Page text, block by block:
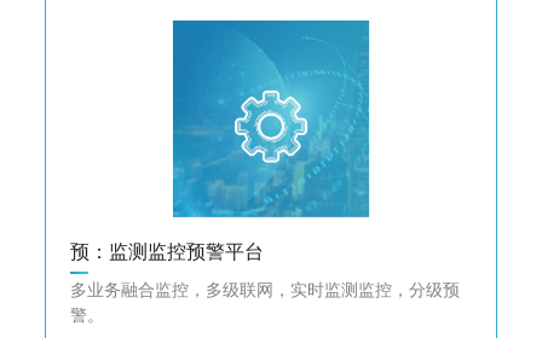
预：监测监控预警平台
多业务融合监控，多级联网，实时监测监控，分级预
警。